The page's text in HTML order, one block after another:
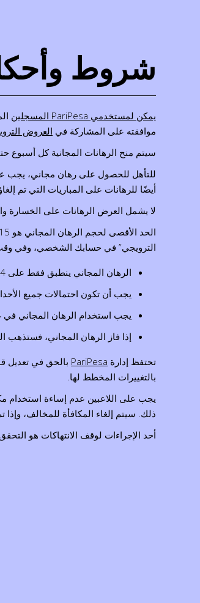
شروط
يمكن لمستخدمي PariPesa المسجلين
موافقته على المشاركة في العروض
سيتم منح الرهانات المجانية كل أسبوع حتى 31 أغسطس 2025. لن تتأثر الرهانات التي يتم تسويتها بعد هذا التاريخ بالرهانات
للتأهل للحصول على رهان مجاني، يجب على اللاعبين وضع رهانات بقيمة 3
أيضًا للرهانات على المباريات التي تم
لا يشمل العرض الرهانات على الخسارة
الترويجي” في حسابك الشخصي، وفي
الرهان المجاني ينطبق فقط على 4 أحداث على الأقل؛
يجب أن تكون احتمالات جميع الأحداث في
يجب استخدام الرهان المجاني في غضون 7 أيام، وإلا
إذا فاز الرهان المجاني،
تحتفظ إدارة PariPesa بالحق في تعديل
بالتغييرات المخطط لها.
ذلك. سيتم إلغاء المكافأة للمخالف،
أحد الإجراءات لوقف الانتهاكات هو